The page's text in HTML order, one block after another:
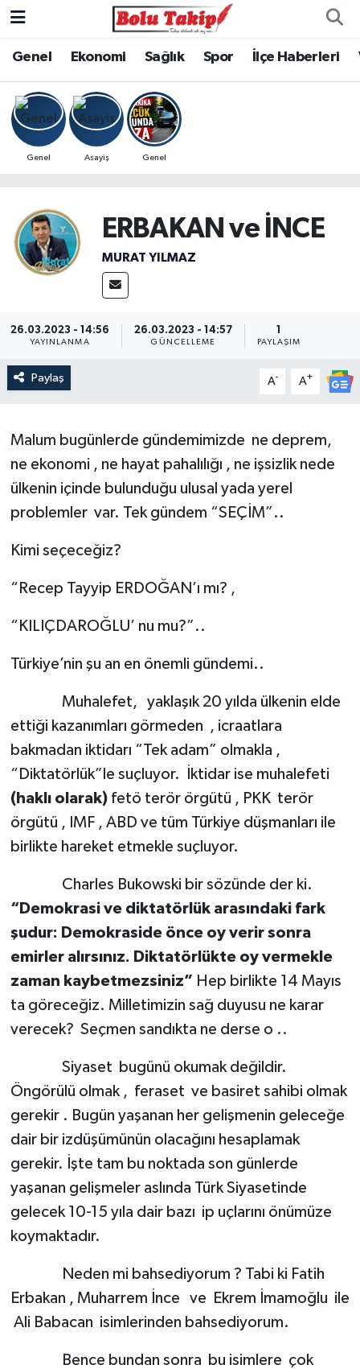
Genel Ekonomi Sağlık Spor İlçe Haberleri
Genel Asayiş Genel
ERBAKAN ve İNCE
MURAT YILMAZ
26.03.2023 - 14:56
YAYINLANMA
26.03.2023 - 14:57
GÜNCELLEME
1
PAYLAŞIM
Paylaş A- A+
Malum bugünlerde gündemimizde ne deprem,
ne ekonomi , ne hayat pahalılığı , ne işsizlik nede
ülkenin içinde bulunduğu ulusal yada yerel
problemler var. Tek gündem “SEÇİM”..
Kimi seçeceğiz?
“Recep Tayyip ERDOĞAN’ı mı? ,
“KILIÇDAROĞLU’ nu mu?”..
Türkiye’nin şu an en önemli gündemi..
Muhalefet, yaklaşık 20 yılda ülkenin elde
ettiği kazanımları görmeden , icraatlara
bakmadan iktidarı “Tek adam” olmakla ,
“Diktatörlük”le suçluyor. İktidar ise muhalefeti
(haklı olarak)fetö terör örgütü , PKK terör
örgütü , IMF , ABD ve tüm Türkiye düşmanları ile
birlikte hareket etmekle suçluyor.
Charles Bukowski bir sözünde der ki.
“Demokrasi ve diktatörlük arasındaki fark
şudur: Demokraside önce oy verir sonra
emirler alırsınız. Diktatörlükte oy vermekle
zaman kaybetmezsiniz” Hep birlikte 14 Mayıs
ta göreceğiz. Milletimizin sağ duyusu ne karar
verecek? Seçmen sandıkta ne derse o ..
Siyaset bugünü okumak değildir.
Öngörülü olmak , feraset ve basiret sahibi olmak
gerekir . Bugün yaşanan her gelişmenin geleceğe
dair bir izdüşümünün olacağını hesaplamak
gerekir. İşte tam bu noktada son günlerde
yaşanan gelişmeler aslında Türk Siyasetinde
gelecek 10-15 yıla dair bazı ip uçlarını önümüze
koymaktadır.
Neden mi bahsediyorum ? Tabi ki Fatih
Erbakan , Muharrem İnce ve Ekrem İmamoğlu ile
Ali Babacan isimlerinden bahsediyorum.
Bence bundan sonra bu isimlere çok